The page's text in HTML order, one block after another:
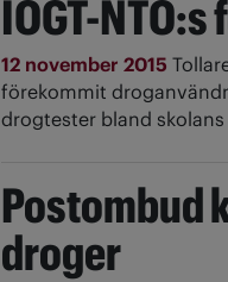
IOGT-
12 november 2015
förekommit
drogtester bland skolans
Postombud
droger